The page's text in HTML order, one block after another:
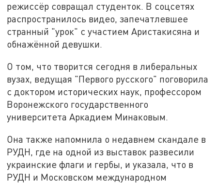
режиссёр совращал студенток. В соцсетях
распространилось видео, запечатлевшее
странный "урок" с участием Аристакисяна и
обнажённой девушки.
О том, что творится сегодня в либеральных
вузах, ведущая "Первого русского" поговорила
с доктором исторических наук, профессором
Воронежского государственного
университета Аркадием Минаковым.
Она также напомнила о недавнем скандале в
РУДН, где на одной из выставок развесили
украинские флаги и гербы, и указала, что в
РУДН и Московском международном